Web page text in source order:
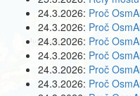
24.3.2026: Proč
24.3.2026: Proč
24.3.2026: Proč
24.3.2026: Proč
24.3.2026: Proč
24.3.2026: Proč